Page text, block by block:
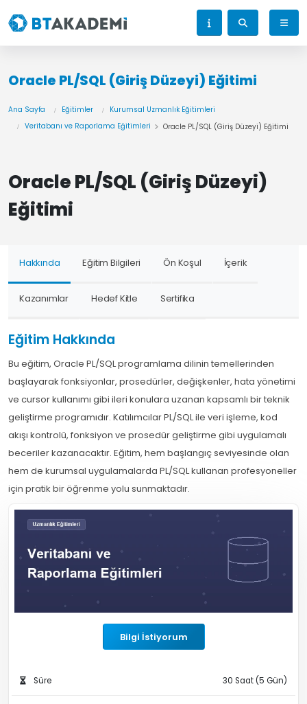
Oracle PL/SQL (Giriş Düzeyi) Eğitimi
Ana Sayfa Eğitimler
Kurumsal Uzmanlık Eğitimleri
Veritabanı ve Raporlama Eğitimleri
Oracle PL/SQL (Giriş Düzeyi) Eğitimi
Oracle PL/SQL (Giriş Düzeyi)
Eğitimi
Hakkında Eğitim Bilgileri Ön Koşul İçerik
Kazanımlar Hedef Kitle Sertifika
Eğitim Hakkında
Bu eğitim, Oracle PL/SQL programlama dilinin temellerinden
başlayarak fonksiyonlar, prosedürler, değişkenler, hata yönetimi
ve cursor kullanımı gibi ileri konulara uzanan kapsamlı bir teknik
geliştirme programıdır. Katılımcılar PL/SQL ile veri işleme, kod
akışı kontrolü, fonksiyon ve prosedür geliştirme gibi uygulamalı
beceriler kazanacaktır. Eğitim, hem başlangıç seviyesinde olan
hem de kurumsal uygulamalarda PL/SQL kullanan profesyoneller
için pratik bir öğrenme yolu sunmaktadır.
Bilgi İstiyorum
Süre 30 Saat (5 Gün)